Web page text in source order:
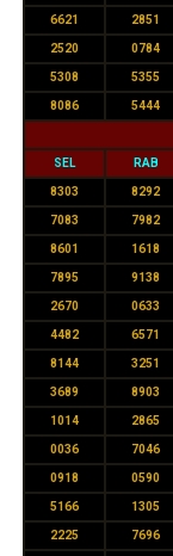
6621 2851
2520 0784
5308 5355
8086 5444
SEL RAB
8303 8292
7083 7982
8601 1618
7895 9138
2670 0633
4482 6571
8144 3251
3689 8903
1014 2865
0036 7046
0918 0590
5166 1305
2225 7696